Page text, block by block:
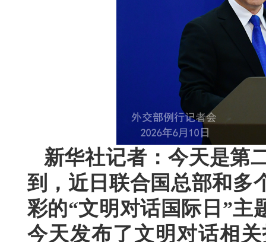
新华社记者：今天是第
到，近日联合国总部和多
彩的“文明对话国际日”主
今天发布了文明对话相